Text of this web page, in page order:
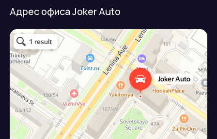
Адрес офиса Joker Auto
Джокер авто
Займ под залог авто в Подольске
Микрофинансовая организация в Подольске